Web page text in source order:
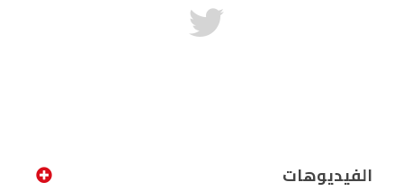
الفيديوهات